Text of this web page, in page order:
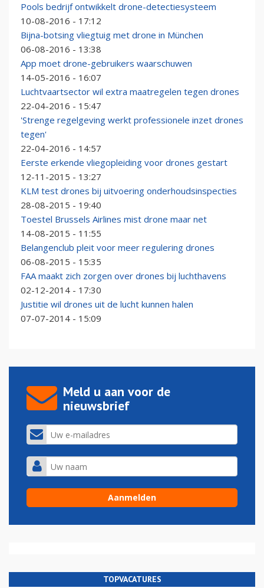
Pools bedrijf ontwikkelt drone-detectiesysteem
10-08-2016 - 17:12
Bijna-botsing vliegtuig met drone in München
06-08-2016 - 13:38
App moet drone-gebruikers waarschuwen
14-05-2016 - 16:07
Luchtvaartsector wil extra maatregelen tegen drones
22-04-2016 - 15:47
'Strenge regelgeving werkt professionele inzet drones
tegen'
22-04-2016 - 14:57
Eerste erkende vliegopleiding voor drones gestart
12-11-2015 - 13:27
KLM test drones bij uitvoering onderhoudsinspecties
28-08-2015 - 19:40
Toestel Brussels Airlines mist drone maar net
14-08-2015 - 11:55
Belangenclub pleit voor meer regulering drones
06-08-2015 - 15:35
FAA maakt zich zorgen over drones bij luchthavens
02-12-2014 - 17:30
Justitie wil drones uit de lucht kunnen halen
07-07-2014 - 15:09
Meld u aan voor de
nieuwsbrief
TOPVACATURES